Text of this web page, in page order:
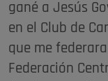
gané a Jesús
en el Club de
que me
Federación